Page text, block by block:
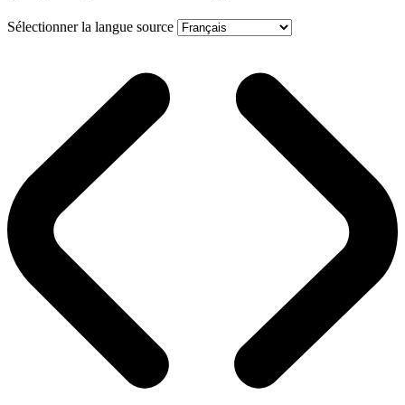
Sélectionner la langue source